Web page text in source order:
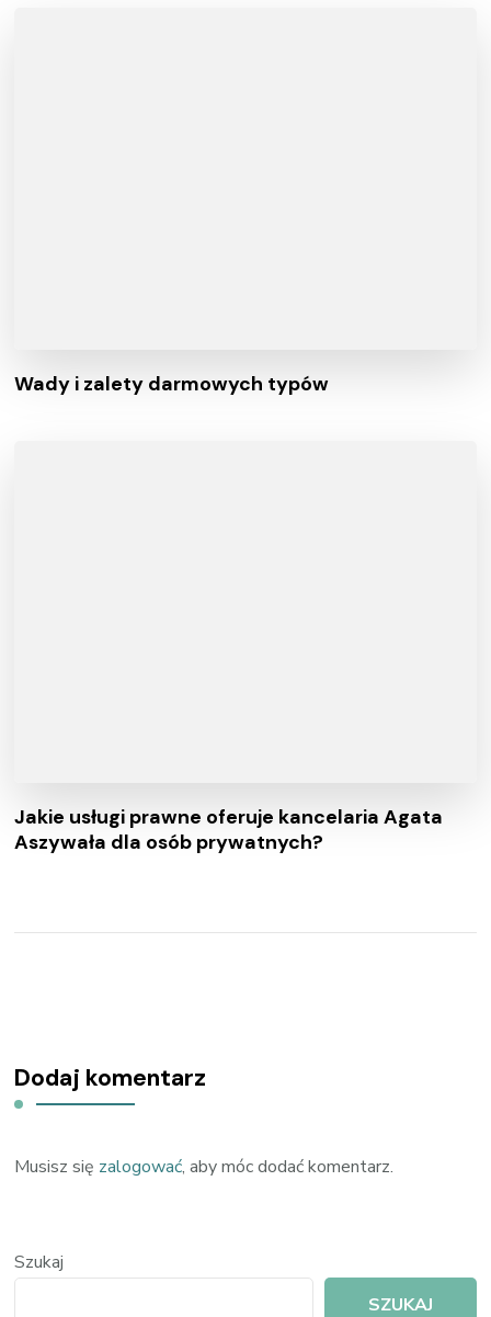
Wady i zalety darmowych typów
Jakie usługi prawne oferuje kancelaria Agata
Aszywała dla osób prywatnych?
Dodaj komentarz
Musisz się zalogować, aby móc dodać komentarz.
Szukaj
SZUKAJ